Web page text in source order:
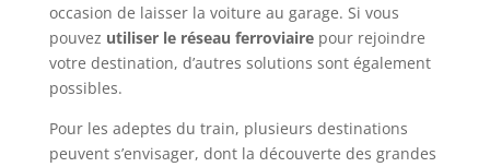
occasion de laisser la voiture au garage. Si vous
pouvez utiliser le réseau ferroviairepour rejoindre
votre destination, d’autres solutions sont également
possibles.
Pour les adeptes du train, plusieurs destinations
peuvent s’envisager, dont la découverte des grandes